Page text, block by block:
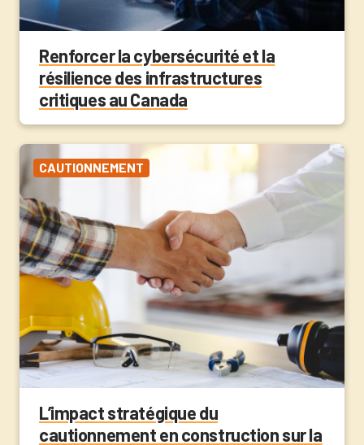
Renforcer la cybersécurité et la
résilience des infrastructures
critiques au Canada
CAUTIONNEMENT
L’impact stratégique du
cautionnement en construction sur la